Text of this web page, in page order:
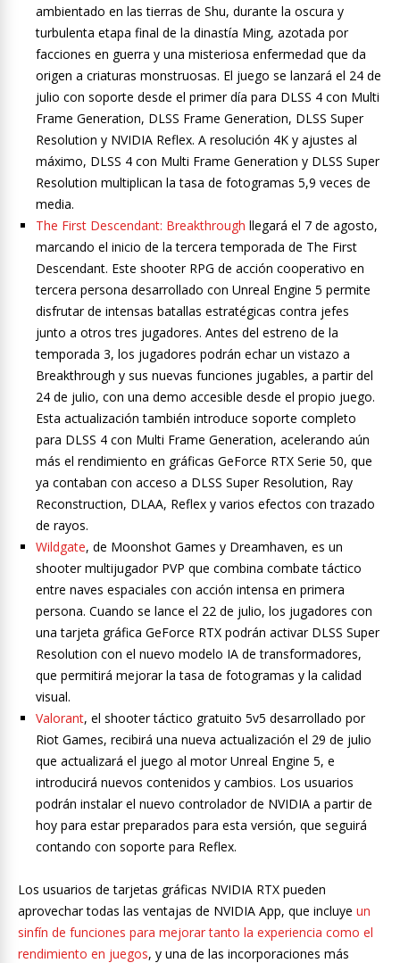
ambientado en las tierras de Shu, durante la oscura y
turbulenta etapa final de la dinastía Ming, azotada por
facciones en guerra y una misteriosa enfermedad que da
origen a criaturas monstruosas. El juego se lanzará el 24 de
julio con soporte desde el primer día para DLSS 4 con Multi
Frame Generation, DLSS Frame Generation, DLSS Super
Resolution y NVIDIA Reflex. A resolución 4K y ajustes al
máximo, DLSS 4 con Multi Frame Generation y DLSS Super
Resolution multiplican la tasa de fotogramas 5,9 veces de
media.
The First Descendant: Breakthrough llegará el 7 de agosto,
marcando el inicio de la tercera temporada de The First
Descendant. Este shooter RPG de acción cooperativo en
tercera persona desarrollado con Unreal Engine 5 permite
disfrutar de intensas batallas estratégicas contra jefes
junto a otros tres jugadores. Antes del estreno de la
temporada 3, los jugadores podrán echar un vistazo a
Breakthrough y sus nuevas funciones jugables, a partir del
24 de julio, con una demo accesible desde el propio juego.
Esta actualización también introduce soporte completo
para DLSS 4 con Multi Frame Generation, acelerando aún
más el rendimiento en gráficas GeForce RTX Serie 50, que
ya contaban con acceso a DLSS Super Resolution, Ray
Reconstruction, DLAA, Reflex y varios efectos con trazado
de rayos.
Wildgate, de Moonshot Games y Dreamhaven, es un
shooter multijugador PVP que combina combate táctico
entre naves espaciales con acción intensa en primera
persona. Cuando se lance el 22 de julio, los jugadores con
una tarjeta gráfica GeForce RTX podrán activar DLSS Super
Resolution con el nuevo modelo IA de transformadores,
que permitirá mejorar la tasa de fotogramas y la calidad
visual.
Valorant, el shooter táctico gratuito 5v5 desarrollado por
Riot Games, recibirá una nueva actualización el 29 de julio
que actualizará el juego al motor Unreal Engine 5, e
introducirá nuevos contenidos y cambios. Los usuarios
podrán instalar el nuevo controlador de NVIDIA a partir de
hoy para estar preparados para esta versión, que seguirá
contando con soporte para Reflex.
Los usuarios de tarjetas gráficas NVIDIA RTX pueden
aprovechar todas las ventajas de NVIDIA App, que incluye un
sinfín de funciones para mejorar tanto la experiencia como el
rendimiento en juegos, y una de las incorporaciones más